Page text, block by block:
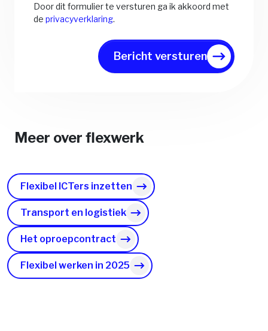
Door dit formulier te versturen ga ik akkoord met
de privacyverklaring.
Bericht versturen
Meer over flexwerk
Flexibel ICTers inzetten
Transport en logistiek
Het oproepcontract
Flexibel werken in 2025